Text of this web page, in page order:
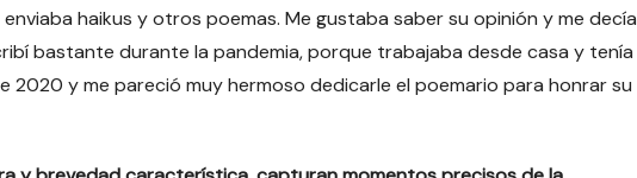
haikus y otros poemas. Me gustaba saber su opinión y me decía
bastante durante la pandemia, porque trabajaba desde casa y tenía
2020 y me pareció muy hermoso dedicarle el poemario para honrar su